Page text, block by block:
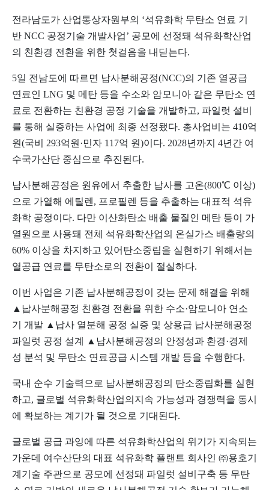
전라남도가 산업통상자원부의 ‘석유화학 무탄소 연료 기
반 NCC 공정기술 개발사업’ 공모에 선정돼 석유화학산업
의 친환경 전환을 위한 첫걸음을 내딛는다.
5일 전남도에 따르면 납사분해공정(NCC)의 기존 열공급
연료인 LNG 및 메탄 등을 수소와 암모니아 같은 무탄소 연
료로 전환하는 친환경 공정 기술을 개발하고, 파일럿 설비
를 통해 실증하는 사업에 최종 선정됐다. 총사업비는 410억
원(국비 293억원·민자 117억 원)이다. 2028년까지 4년간 여
수국가산단 중심으로 추진된다.
납사분해공정은 원유에서 추출한 납사를 고온(800℃ 이상)
으로 가열해 에틸렌, 프로필렌 등을 추출하는 대표적 석유
화학 공정이다. 다만 이산화탄소 배출 물질인 메탄 등이 가
열원으로 사용돼 전체 석유화학산업의 온실가스 배출량의
60% 이상을 차지하고 있어탄소중립을 실현하기 위해서는
열공급 연료를 무탄소로의 전환이 절실하다.
이번 사업은 기존 납사분해공정이 갖는 문제 해결을 위해
▲납사분해공정 친환경 전환을 위한 수소·암모니아 연소
기 개발 ▲납사 열분해 공정 실증 및 상용급 납사분해공정
파일럿 공정 설계 ▲납사분해공정의 안정성과 환경·경제
성 분석 및 무탄소 연료공급 시스템 개발 등을 수행한다.
국내 순수 기술력으로 납사분해공정의 탄소중립화를 실현
하고, 글로벌 석유화학산업의지속 가능성과 경쟁력을 동시
에 확보하는 계기가 될 것으로 기대된다.
글로벌 공급 과잉에 따른 석유화학산업의 위기가 지속되는
가운데 여수산단의 대표 석유화학 플랜트 회사인 ㈜용호기
계기술 주관으로 공모에 선정돼 파일럿 설비구축 등 무탄